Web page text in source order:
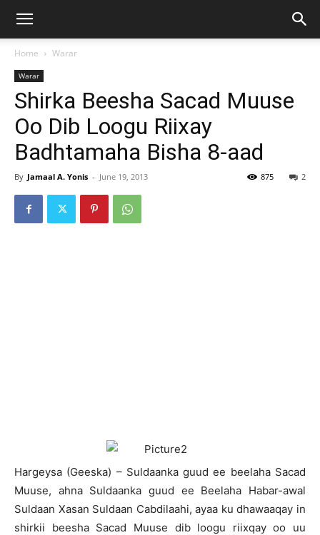
Home Warar
Warar
Shirka Beesha Sacad Muuse
Oo Dib Loogu Riixay
Badhtamaha Bisha 8-aad
By Jamaal A. Yonis - June 19, 2013 2
875
Hargeysa (Geeska) – Suldaanka guud ee beelaha Sacad
Muuse, ahna Suldaanka guud ee Beelaha Habar-awal
Suldaan Xasan Suldaan Cabdilaahi, ayaa ku dhawaaqay in
shirkii beesha Sacad Muuse dib loogu riixqay oo uu